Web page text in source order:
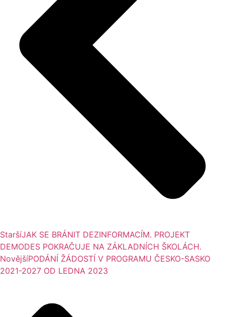
StaršíJAK SE BRÁNIT DEZINFORMACÍM. PROJEKT
DEMODES POKRAČUJE NA ZÁKLADNÍCH ŠKOLÁCH.
NovějšíPODÁNÍ ŽÁDOSTÍ V PROGRAMU ČESKO-SASKO
2021-2027 OD LEDNA 2023